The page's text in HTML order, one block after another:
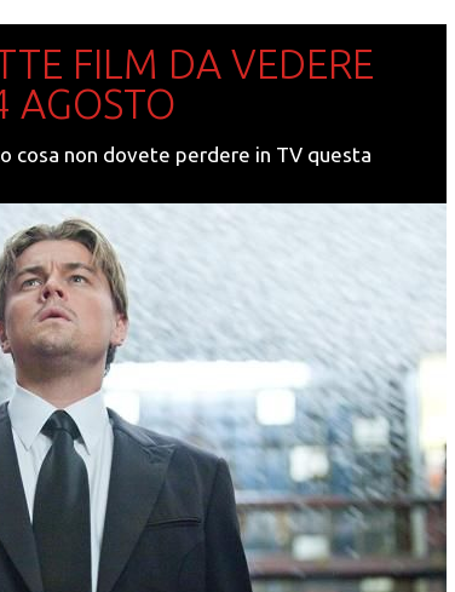
FILM DA VEDERE
AGOSTO
cosa non dovete perdere in TV questa